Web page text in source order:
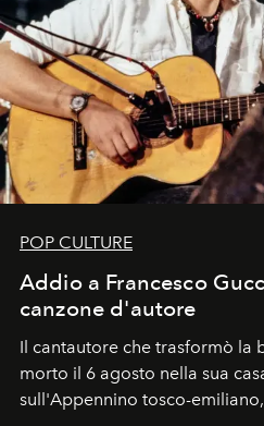
POP CULTURE
Addio a Francesco
canzone d'autore
Il cantautore che trasformò la
morto il 6 agosto nella sua
sull'Appennino tosco-